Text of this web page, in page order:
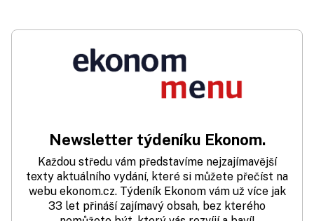
Newsletter týdeníku Ekonom.
Každou středu vám představíme nejzajímavější
texty aktuálního vydání, které si můžete přečíst na
webu ekonom.cz. Týdeník Ekonom vám už více jak
33 let přináší zajímavý obsah, bez kterého